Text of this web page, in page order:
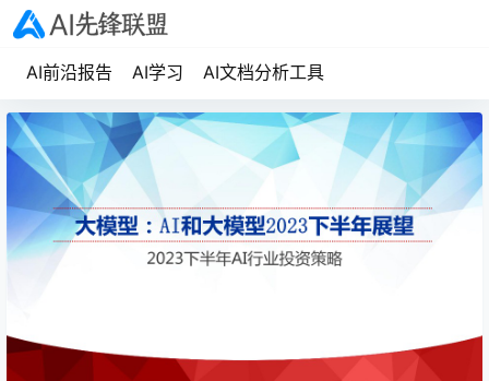
AI前沿报告 AI学习 AI文档分析工具